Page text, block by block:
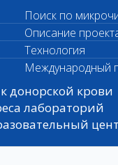
Поиск по
Описание
Технология
Международный
донорской крови
лабораторий
выполнение
157)
день